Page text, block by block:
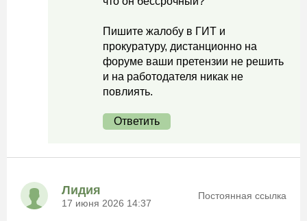
Пишите жалобу в ГИТ и
прокуратуру, дистанционно на
форуме ваши претензии не решить
и на работодателя никак не
повлиять.
Ответить
Лидия
17 июня 2026 14:37
Постоянная ссылка